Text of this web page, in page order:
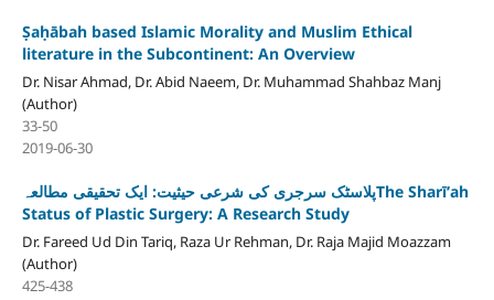
Ṣaḥābah based Islamic Morality and Muslim Ethical
literature in the Subcontinent: An Overview
Dr. Nisar Ahmad, Dr. Abid Naeem, Dr. Muhammad Shahbaz Manj
(Author)
33-50
2019-06-30
پلاسٹک سرجری کی شرعی حیثیت: ایک تحقیقی مطالعہThe Sharīʻah
Status of Plastic Surgery: A Research Study
Dr. Fareed Ud Din Tariq, Raza Ur Rehman, Dr. Raja Majid Moazzam
(Author)
425-438